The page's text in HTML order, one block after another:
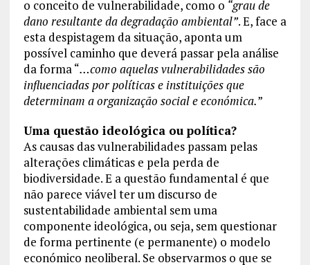
o conceito de vulnerabilidade, como o “grau de
dano resultante da degradação ambiental”. E, face a
esta despistagem da situação, aponta um
possível caminho que deverá passar pela análise
da forma “…como aquelas vulnerabilidades são
influenciadas por políticas e instituições que
determinam a organização social e económica.”
Uma questão ideológica ou política?
As causas das vulnerabilidades passam pelas
alterações climáticas e pela perda de
biodiversidade. E a questão fundamental é que
não parece viável ter um discurso de
sustentabilidade ambiental sem uma
componente ideológica, ou seja, sem questionar
de forma pertinente (e permanente) o modelo
económico neoliberal. Se observarmos o que se